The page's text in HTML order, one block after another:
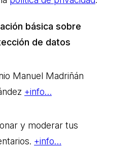
básica sobre
de datos
Manuel Madriñán
+info…
y moderar tus
+info…